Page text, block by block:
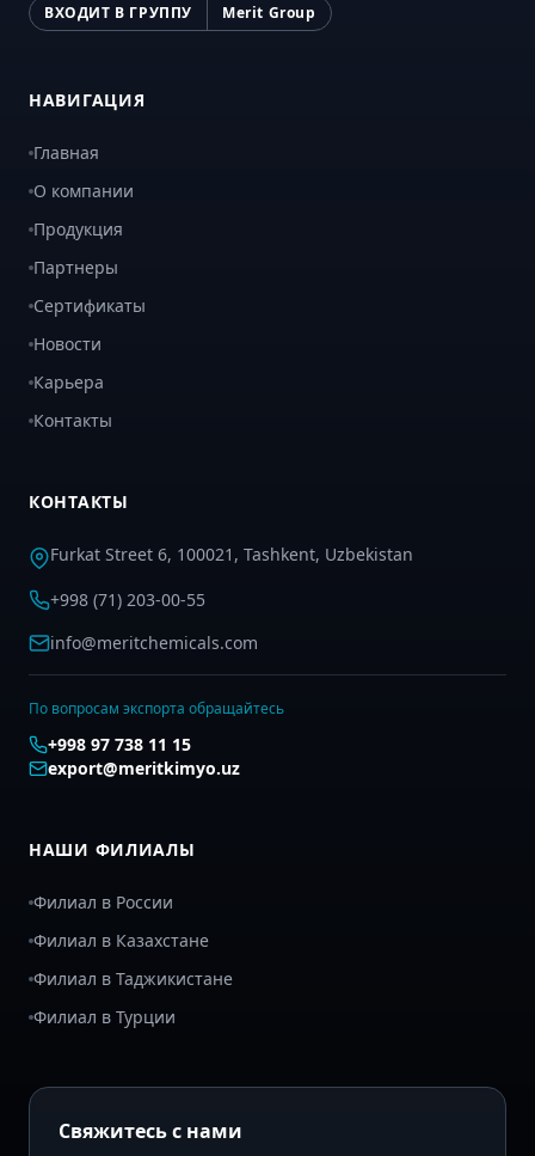
ВХОДИТ В ГРУППУ Merit Group
НАВИГАЦИЯ
Главная
О компании
Продукция
Партнеры
Сертификаты
Новости
Карьера
Контакты
КОНТАКТЫ
Furkat Street 6, 100021, Tashkent, Uzbekistan
+998 (71) 203-00-55
info@meritchemicals.com
По вопросам экспорта обращайтесь
+998 97 738 11 15
export@meritkimyo.uz
НАШИ ФИЛИАЛЫ
Филиал в России
Филиал в Казахстане
Филиал в Таджикистане
Филиал в Турции
Свяжитесь с нами